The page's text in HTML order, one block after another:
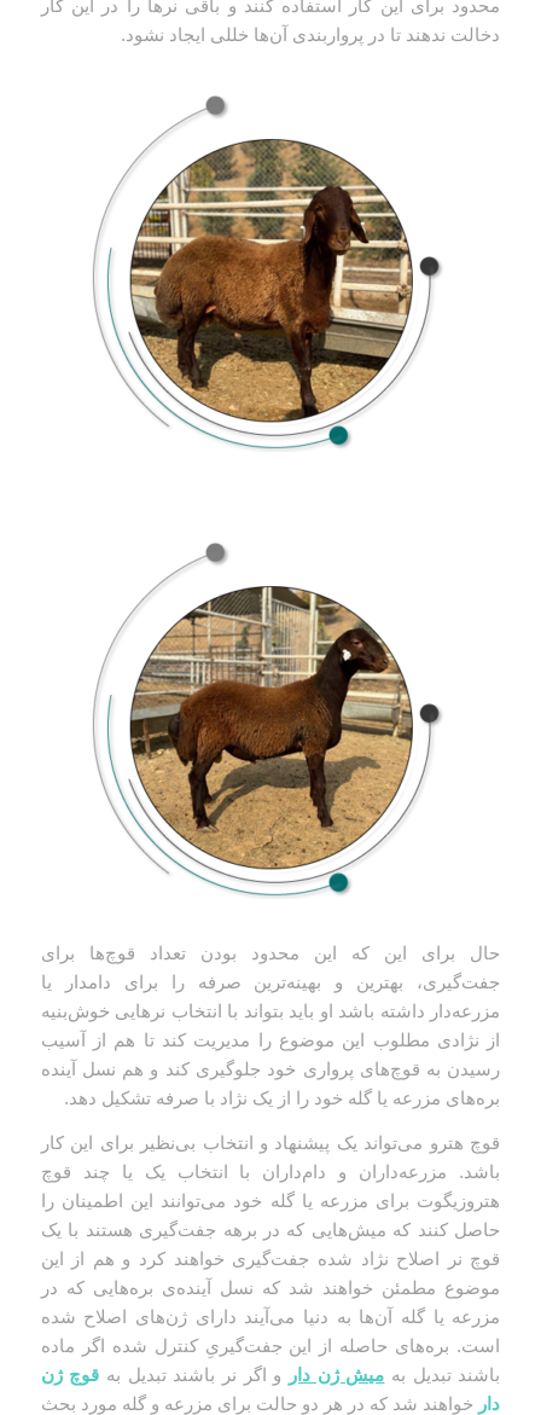
محدود برای این کار استفاده کنند و باقی نرها را در این کار
دخالت ندهند تا در پرواربندی آن‌ها خللی ایجاد نشود.
حال برای این که این محدود بودن تعداد قوچ‌ها برای
جفت‌گیری، بهترین و بهینه‌ترین صرفه را برای دامدار یا
مزرعه‌دار داشته باشد او باید بتواند با انتخاب نرهایی خوش‌بنیه
از نژادی مطلوب این موضوع را مدیریت کند تا هم از آسیب
رسیدن به قوچ‌های پرواری خود جلوگیری کند و هم نسل آینده
بره‌های مزرعه یا گله خود را از یک نژاد با صرفه تشکیل دهد.
قوچ هترو می‌تواند یک پیشنهاد و انتخاب بی‌نظیر برای این کار
باشد. مزرعه‌داران و دام‌داران با انتخاب یک یا چند قوچ
هتروزیگوت برای مزرعه یا گله خود می‌توانند‌ این اطمینان را
حاصل کنند که میش‌هایی که در برهه جفت‌گیری هستند با یک
قوچ نر اصلاح نژاد شده جفت‌گیری خواهند کرد و هم از این
موضوع مطمئن خواهند شد که نسل آینده‌ی بره‌هایی که در
مزرعه یا گله آن‌ها به دنیا می‌آیند دارای ژن‌های اصلاح شده
است. بره‌های حاصله از این جفت‌گیریِ کنترل شده اگر ماده
باشند تبدیل به میش ژن دار و اگر نر باشند تبدیل به قوچ ژن‌
دار خواهند شد که در هر دو حالت برای مزرعه و گله مورد بحث